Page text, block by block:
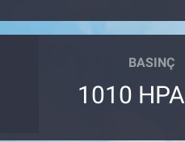
BASINÇ
1010 HPA